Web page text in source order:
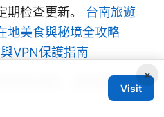
期检查更新。 台南旅遊
地美食與秘境全攻略
VPN保護指南
用设备，路由器升级×
Visit